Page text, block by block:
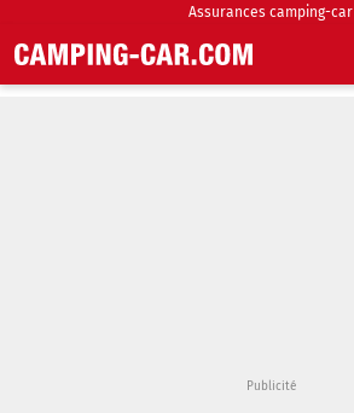
Assurances camping-car